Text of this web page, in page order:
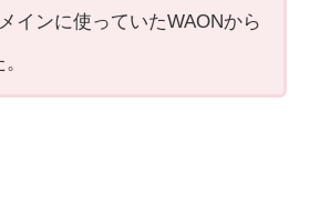
インに使っていたWAONから